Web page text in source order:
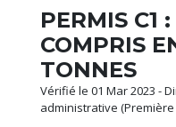
PERMIS C1
COMPRIS
TONNES
Vérifié le 01 Mar 2023 -
administrative